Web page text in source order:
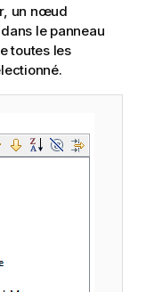
un nœud
le panneau
toutes les